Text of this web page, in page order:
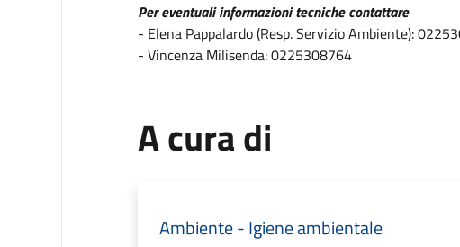
Per eventuali informazioni tecniche contattare
- Elena Pappalardo (Resp. Servizio Ambiente):
- Vincenza Milisenda: 0225308764
A cura di
Ambiente - Igiene ambientale